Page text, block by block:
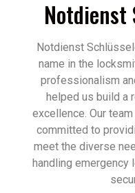
Notdienst
Notdienst
name in the
professionalism
helped us build a
excellence. Our
committed to
meet the diverse
handling